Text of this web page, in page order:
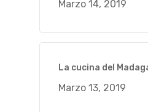
Marzo 14, 2019
La cucina del
Marzo 13, 2019